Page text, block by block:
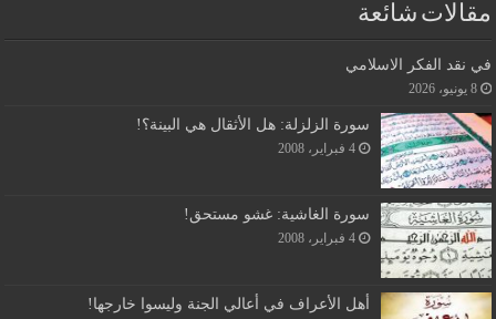
مقالات شائعة
في نقد الفكر الاسلامي
8 يونيو، 2026
سورة الزلزلة: هل الأثقال هي البينة؟!
4 فبراير، 2008
سورة الغاشية: غشو مستحق!
4 فبراير، 2008
أهل الأعراف في أعالي الجنة وليسوا خارجها!